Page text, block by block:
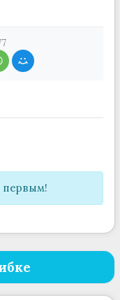
первым!